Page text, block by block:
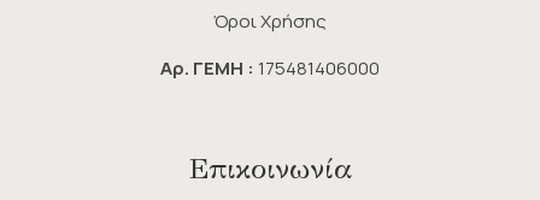
Όροι Χρήσης
Αρ. ΓΕΜΗ : 175481406000
Επικοινωνία